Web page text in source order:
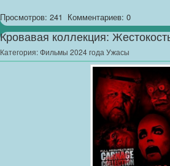
Просмотров: 241 Комментариев: 0
Кровавая коллекция:
Категория:Фильмы 2024 года Ужасы